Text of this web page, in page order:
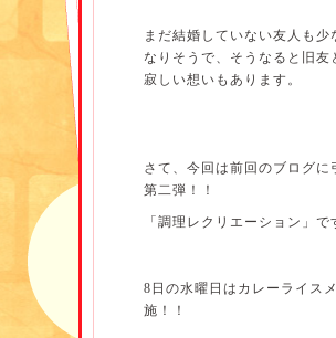
まだ結婚していない友人も
なりそうで、そうなると旧
寂しい想いもあります。
さて、今回は前回のブログ
第二弾！！
「調理レクリエーション」
8日の水曜日はカレーライス
施！！